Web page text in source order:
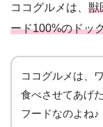
ココグルメは、 獣
ード100%のドッ
ココグルメは、
食べさせてあげ
フードなのよね♪